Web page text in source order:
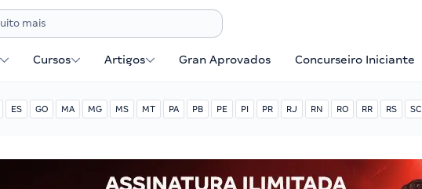
Cursos Artigos Gran Aprovados Concurseiro Iniciante
ES GO MA MG MS MT PA PB PE PI PR RJ RN RO RR RS SC